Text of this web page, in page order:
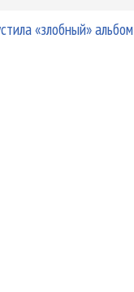
«злобный» альбом